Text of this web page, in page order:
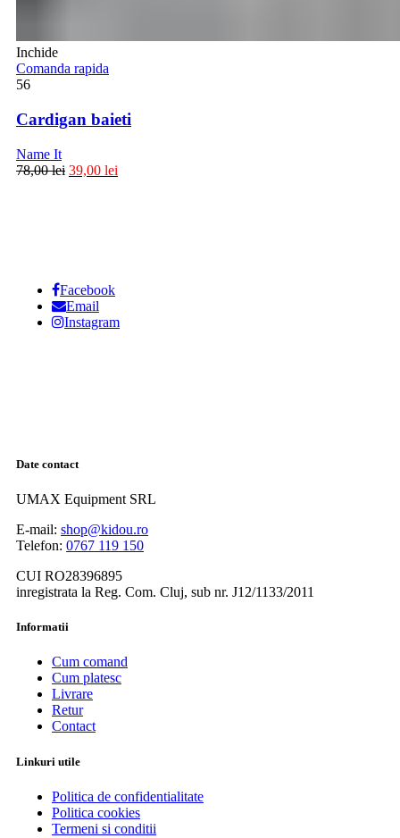
Inchide
Comanda rapida
56
Cardigan baieti
Name It
78,00lei 39,00 lei
Facebook
Email
Instagram
Date contact
UMAX Equipment SRL
E-mail: shop@kidou.ro
Telefon: 0767 119 150
CUI RO28396895
inregistrata la Reg. Com. Cluj, sub nr. J12/1133/2011
Informatii
Cum comand
Cum platesc
Livrare
Retur
Contact
Linkuri utile
Politica de confidentialitate
Politica cookies
Termeni si conditii